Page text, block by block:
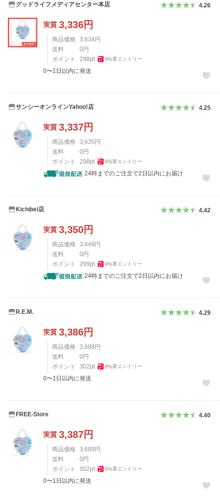
グッドライフメディアセンター本店 4.26
実質 3,336円
商品価格 3,634円
送料
0円
ポイント
298pt 9%要エントリー
0〜1日以内に発送
サンシーオンラインYahoo!店 4.25
実質 3,337円
商品価格 3,635円
送料
0円
ポイント
298pt 9%要エントリー
24時までのご注文で2日以内にお届け
Kichibei店 4.42
実質 3,350円
商品価格 3,649円
送料
0円
ポイント
299pt 9%要エントリー
24時までのご注文で2日以内にお届け
R.E.M. 4.29
実質 3,386円
商品価格 3,688円
送料
0円
ポイント
302pt 9%要エントリー
0〜1日以内に発送
FREE-Store 4.40
実質 3,387円
商品価格 3,689円
送料
0円
ポイント
302pt 9%要エントリー
0〜1日以内に発送